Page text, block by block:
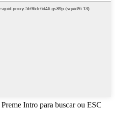
Preme Intro para buscar ou ESC